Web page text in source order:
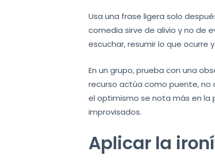
Usa una frase ligera solo
comedia sirve de alivio y no de
escuchar, resumir lo que ocurre
En un grupo, prueba con una
recurso actúa como puente, no
el optimismo se nota más en la
improvisados.
Aplicar la